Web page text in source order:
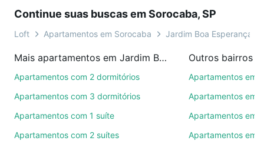
videochamada, é grátis, sem compromisso e você
ainda conta com mais de 46 mil corretores e
de imóveis.
Como escolher um imóvel?
ruas, bairros e até condomínios favoritos. Você
também pode usar os filtros como quantidade de
Continue suas buscas em Sorocaba, SP
Loft Apartamentos em Sorocaba Jardim Boa Esperança
Mais apartamentos em Jardim Boa Esperança
Apartamentos com 2 dormitórios
Apartamentos com 3 dormitórios
Apartamentos com 1 suíte
Apartamentos com 2 suítes
Outros bairros
Apartamentos em
Apartamentos em
Apartamentos em
Apartamentos em